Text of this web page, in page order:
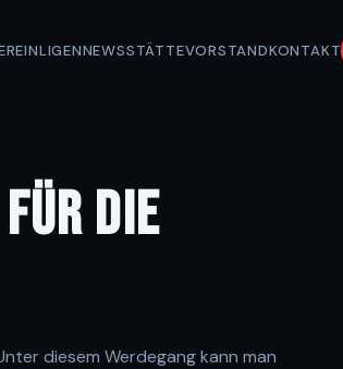
LIGENNEWSSTÄTTEVORSTANDKONTAKT
DIE
diesem Werdegang kann man